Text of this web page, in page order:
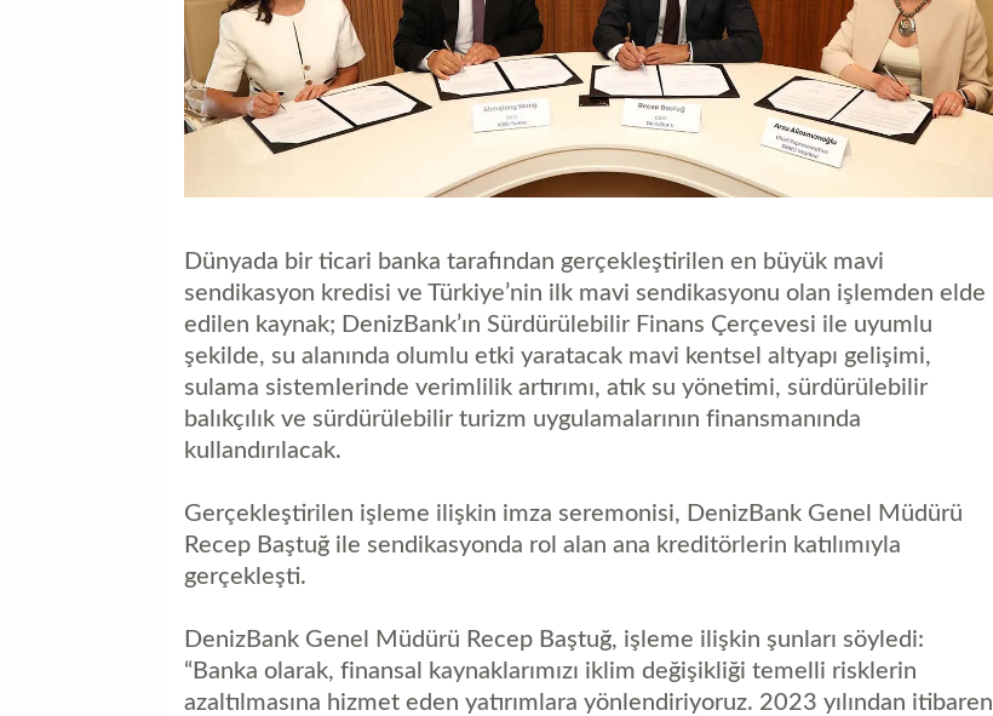
Dünyada bir ticari banka tarafından gerçekleştirilen en büyük mavi
sendikasyon kredisi ve Türkiye’nin ilk mavi sendikasyonu olan işlemden elde
edilen kaynak; DenizBank’ın Sürdürülebilir Finans Çerçevesi ile uyumlu
şekilde, su alanında olumlu etki yaratacak mavi kentsel altyapı gelişimi,
sulama sistemlerinde verimlilik artırımı, atık su yönetimi, sürdürülebilir
balıkçılık ve sürdürülebilir turizm uygulamalarının finansmanında
kullandırılacak.
Gerçekleştirilen işleme ilişkin imza seremonisi, DenizBank Genel Müdürü
Recep Baştuğ ile sendikasyonda rol alan ana kreditörlerin katılımıyla
gerçekleşti.
DenizBank Genel Müdürü Recep Baştuğ, işleme ilişkin şunları söyledi:
“Banka olarak, finansal kaynaklarımızı iklim değişikliği temelli risklerin
azaltılmasına hizmet eden yatırımlara yönlendiriyoruz. 2023 yılından itibaren